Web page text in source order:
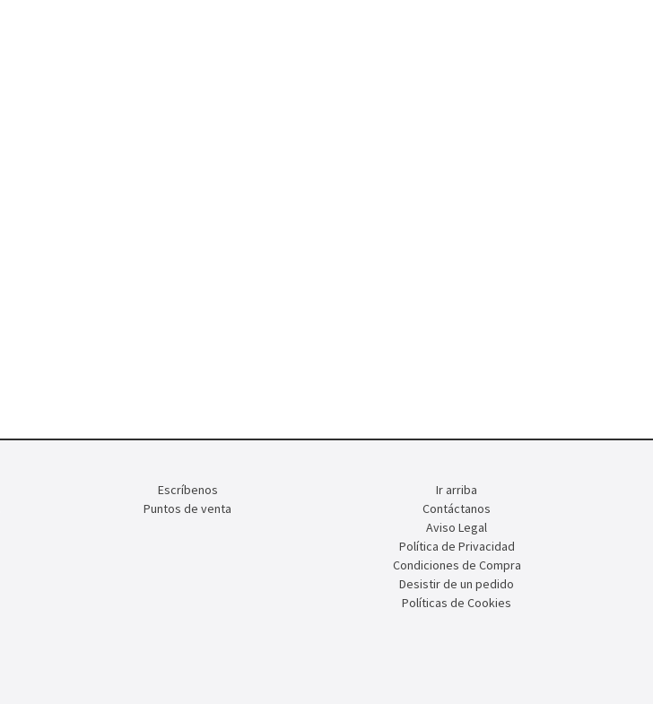
Escríbenos
Puntos de venta
Ir arriba
Contáctanos
Aviso Legal
Política de Privacidad
Condiciones de Compra
Desistir de un pedido
Políticas de Cookies